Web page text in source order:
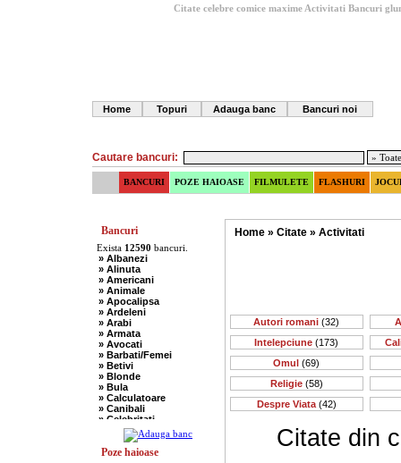
Citate celebre comice maxime Activitati Bancuri
Home Topuri Adauga banc Bancuri noi
Cautare bancuri:
BANCURI POZE HAIOASE FILMULETE FLASHURI
Bancuri
Exista 12590 bancuri.
» Albanezi
» Alinuta
» Americani
» Animale
» Apocalipsa
» Ardeleni
» Arabi
» Armata
» Avocati
» Barbati/Femei
» Betivi
» Blonde
» Bula
» Calculatoare
» Canibali
» Celebritati
» Chelneri
» Chuck Norris
» Ciobani
Poze haioase
Home» Citate» Activitati
Autori romani (32)
Intelepciune (173)
Omul (69)
Religie(58)
Despre Viata(42)
Citate din